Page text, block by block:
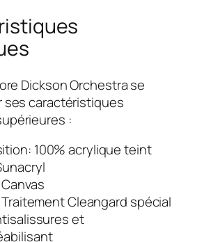
Dickson Orchestra se
ses caractéristiques
:
100% acrylique teint
Cleangard spécial
et